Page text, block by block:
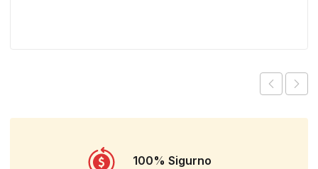
100% Sigurno